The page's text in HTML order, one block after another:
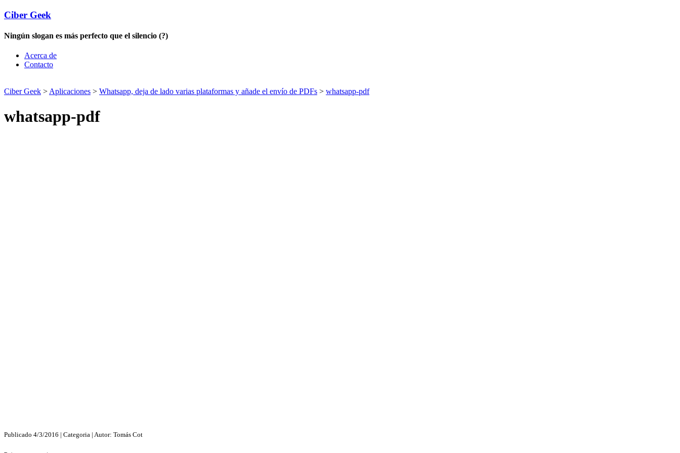
Ciber Geek
Ningún slogan es más perfecto que el silencio (?)
Acerca de
Contacto
Ciber Geek > Aplicaciones > Whatsapp, deja de lado varias plataformas y añade el envío de PDFs > whatsapp-pdf
whatsapp-pdf
Publicado 4/3/2016 | Categoria | Autor: Tomás Cot